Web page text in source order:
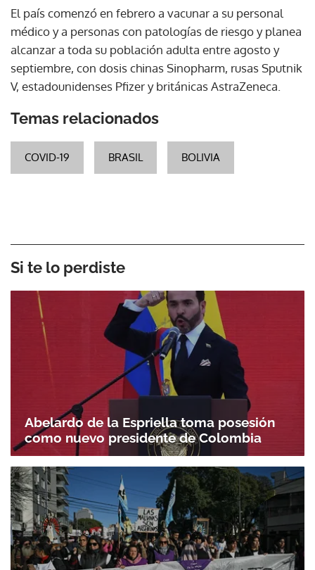
El país comenzó en febrero a vacunar a su personal
médico y a personas con patologías de riesgo y planea
alcanzar a toda su población adulta entre agosto y
septiembre, con dosis chinas Sinopharm, rusas Sputnik
V, estadounidenses Pfizer y británicas AstraZeneca.
Temas relacionados
COVID-19 BRASIL BOLIVIA
Si te lo perdiste
Abelardo de la Espriella toma posesión
como nuevo presidente de Colombia